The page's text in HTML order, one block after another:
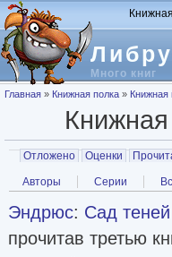
Перейти к основному содержанию
Много книг
Вы здесь
Главная » Книжная полка » Книжная
Главные вкладки
Отложено Оценки
Вторичные вкладки
Авторы Серии
Эндрюс: Сад теней
прочитав третью